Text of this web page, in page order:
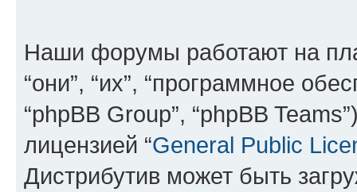
Наши форумы работают на
“они”, “их”, “программное
“phpBB Group”, “phpBB
лицензией “General Public
Дистрибутив может быть